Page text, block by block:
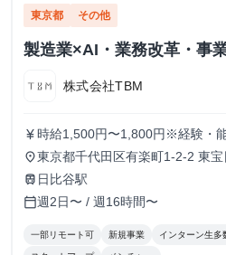
東京都 その他
製造業×AI・業務改革・事
株式会社TBM
currency_yen 時給1,500円〜1,800円※経験・
place東京都千代田区有楽町1-2-2 東
train 日比谷駅
calendar_today週2日〜 / 週16時間〜
一部リモート可 新規事業 インターン生多